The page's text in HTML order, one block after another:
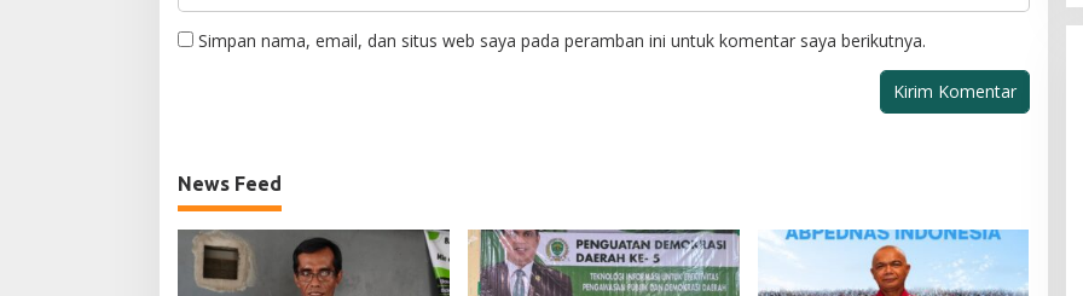
Simpan nama, email, dan situs web saya pada peramban ini untuk komentar saya berikutnya.
News Feed